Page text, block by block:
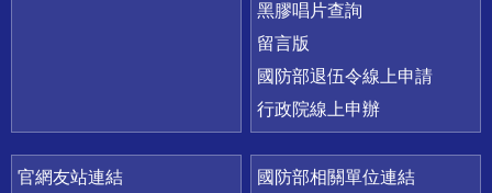
黑膠唱片查詢
留言版
國防部退伍令線上申請
行政院線上申辦
官網友站連結
國防部相關單位連結